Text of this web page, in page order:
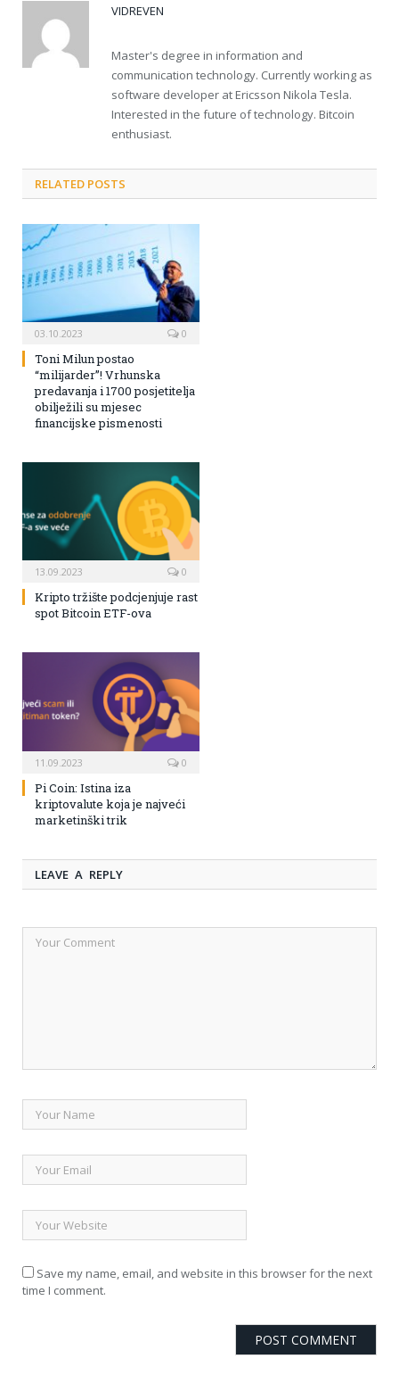
VIDREVEN
Master's degree in information and
communication technology. Currently working as
software developer at Ericsson Nikola Tesla.
Interested in the future of technology. Bitcoin
enthusiast.
RELATED POSTS
03.10.2023 0
Toni Milun postao
“milijarder”! Vrhunska
predavanja i 1700 posjetitelja
obilježili su mjesec
financijske pismenosti
13.09.2023 0
Kripto tržište podcjenjuje rast
spot Bitcoin ETF-ova
11.09.2023 0
Pi Coin: Istina iza
kriptovalute koja je najveći
marketinški trik
LEAVE A REPLY
Save my name, email, and website in this browser for the next
time I comment.